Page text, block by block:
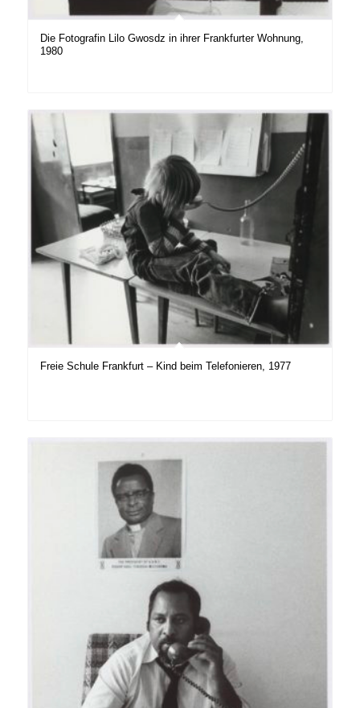
Die Fotografin Lilo Gwosdz in ihrer Frankfurter Wohnung,
1980
Freie Schule Frankfurt – Kind beim Telefonieren, 1977